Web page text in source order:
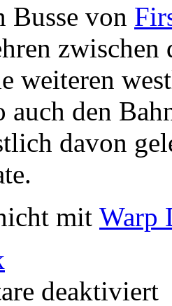
Busse von
zwischen
weiteren
auch den
davon
.
mit Warp
deaktiviert